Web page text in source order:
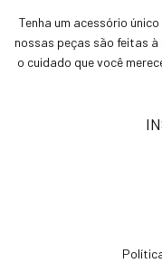
Tenha um acessório
nossas peças são feitas
o cuidado que você